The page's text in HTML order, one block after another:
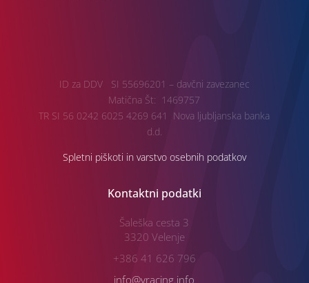
ID za DDV SI 55696201 – davčni zavezanec
Matična Št: 1469757
TR SI 56 0242 6025 4269 641 Nova ljubljanska banka
d.d.
Spletni piškoti in varstvo osebnih podatkov
Kontaktni podatki
Šaleška cesta 3
3320 Velenje
+386 41 626 796
info@vracing.info